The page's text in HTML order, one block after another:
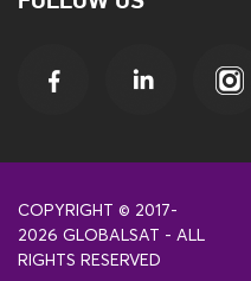
COPYRIGHT © 2017-
2026 GLOBALSAT - ALL
RIGHTS RESERVED